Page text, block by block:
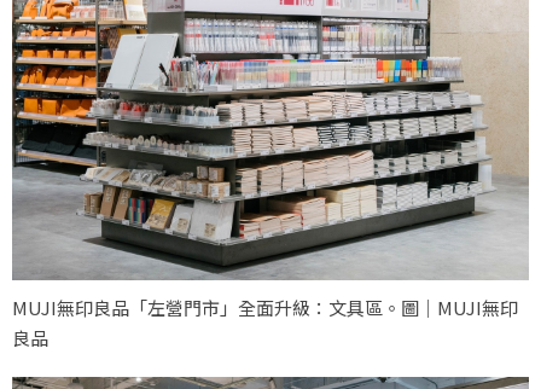
MUJI無印良品「左營門市」全面升級：文具區。圖｜MUJI無印
良品